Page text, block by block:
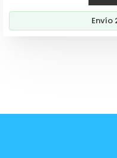
era:
8,00€.
es:
5,90€.
Envío